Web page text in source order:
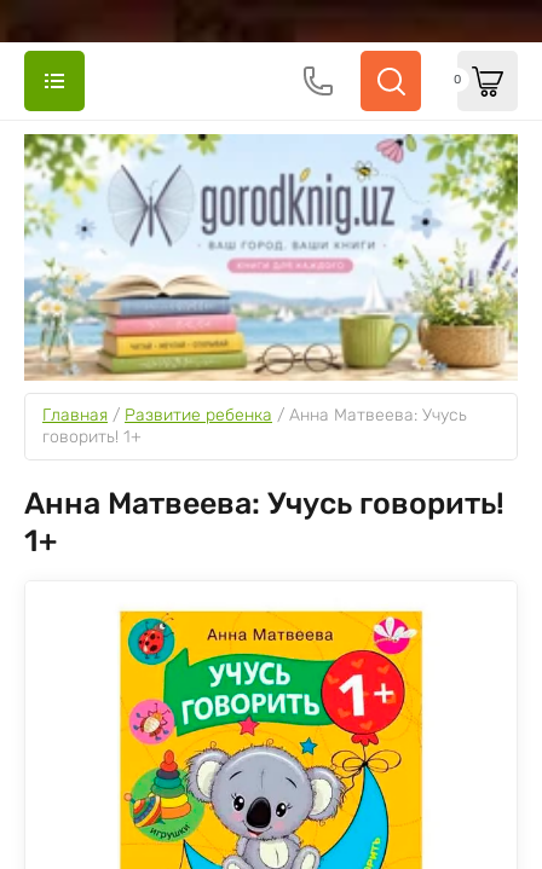
0
Главная / Развитие ребенка / Анна Матвеева: Учусь
говорить! 1+
Анна Матвеева: Учусь говорить!
1+